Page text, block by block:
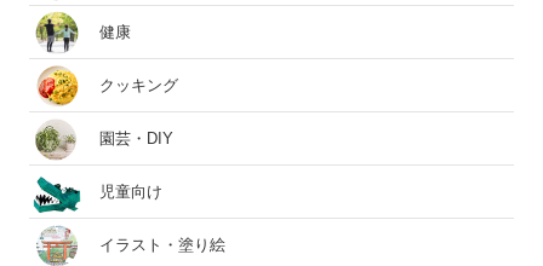
健康
クッキング
園芸・DIY
児童向け
イラスト・塗り絵